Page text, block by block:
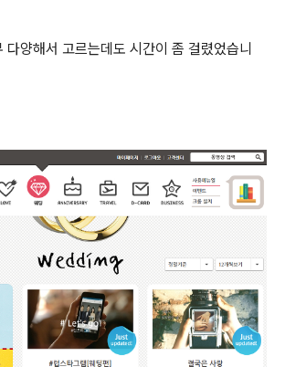
다양해서 고르는데도 시간이 좀 걸렸었습니